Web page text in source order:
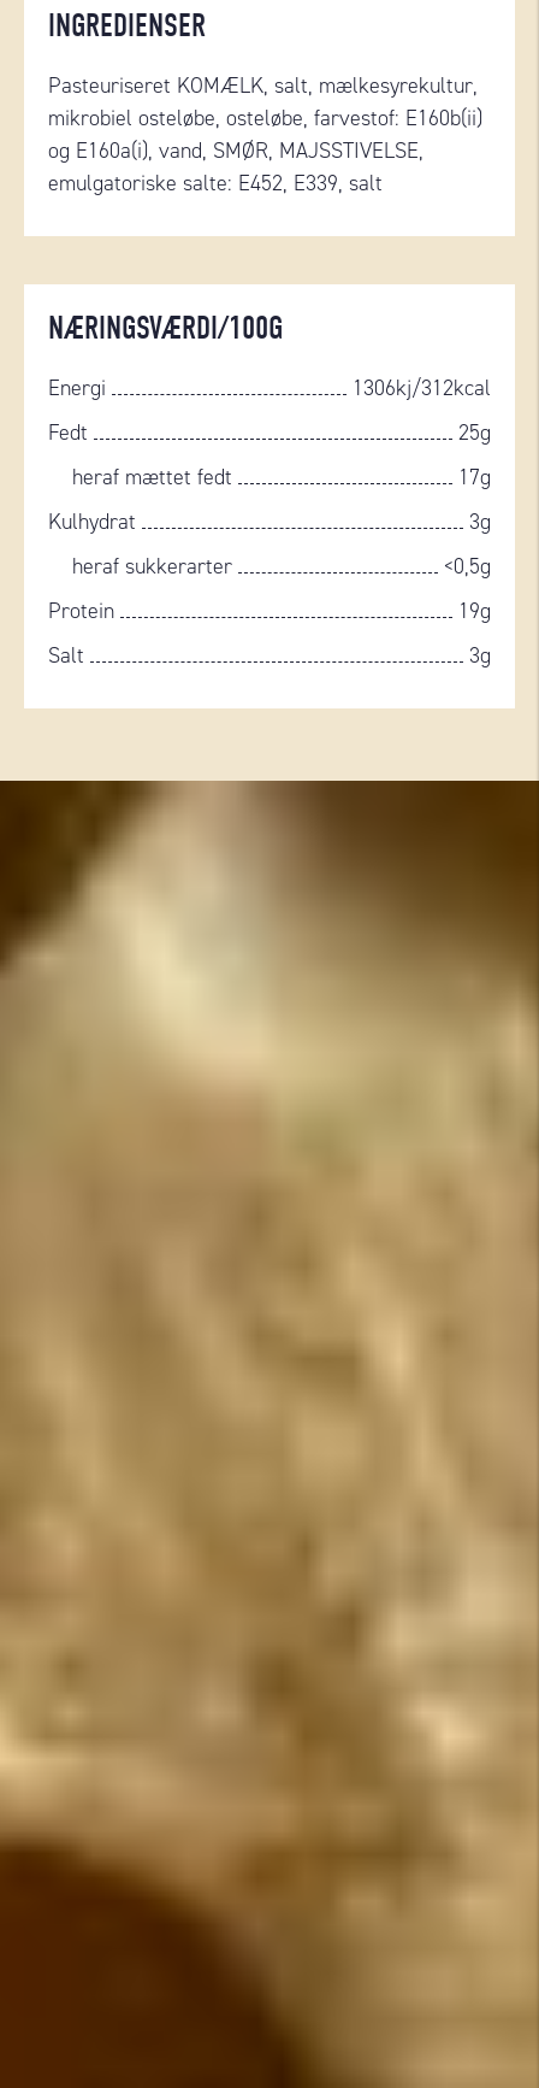
INGREDIENSER
Pasteuriseret KOMÆLK, salt, mælkesyrekultur,
mikrobiel osteløbe, osteløbe, farvestof: E160b(ii)
og E160a(i), vand, SMØR, MAJSSTIVELSE,
emulgatoriske salte: E452, E339, salt
NÆRINGSVÆRDI/100G
Energi
1306kj/312kcal
Fedt
25g
heraf mættet fedt
17g
Kulhydrat
3g
heraf sukkerarter
<0,5g
Protein
19g
Salt
3g